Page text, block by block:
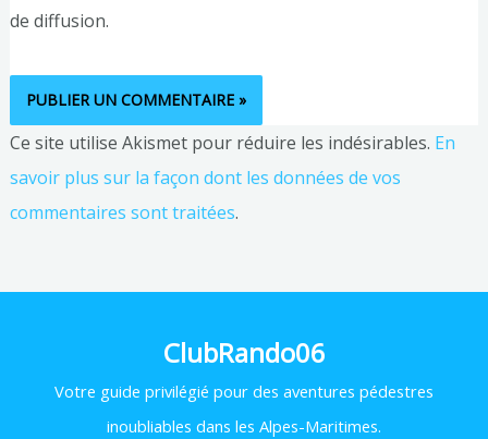
de diffusion.
Ce site utilise Akismet pour réduire les indésirables. En
savoir plus sur la façon dont les données de vos
commentaires sont traitées.
ClubRando06
Votre guide privilégié pour des aventures pédestres
inoubliables dans les Alpes-Maritimes.